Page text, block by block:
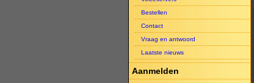
Bestellen
Contact
Vraag en antwoord
Laatste nieuws
Aanmelden